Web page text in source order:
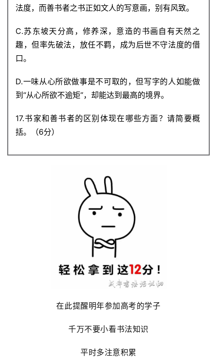
法度，而善书者之书正如文人的写意画，别有风致。
C.苏东坡天分高，修养深，意造的书画自有天然之
趣，但率先破法，放任不羁，成为后世不守法度的借
口。
D.一味从心所欲做事是不可取的，但写字的人如能做
到“从心所欲不逾矩”，却能达到最高的境界。
17.书家和善书者的区别体现在哪些方面？请简要概
括。（6分）
在此提醒明年参加高考的学子
千万不要小看书法知识
平时多注意积累